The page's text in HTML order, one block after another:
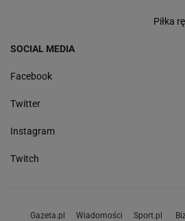
Piłka
SOCIAL MEDIA
Facebook
Twitter
Instagram
Twitch
Gazeta.pl Wiadomości Sport.pl